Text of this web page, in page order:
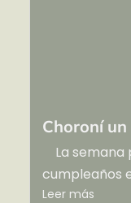
Choroní
La semana
cumpleaños
Leer más